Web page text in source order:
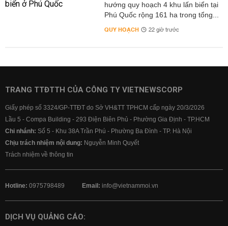
hướng quy hoạch 4 khu lấn biển tại
Phú Quốc rộng 161 ha trong tổng...
QUY HOẠCH 22 giờ trước
TRANG TTĐTTH CỦA CÔNG TY VIETNEWSCORP
Giấy phép số 3324/GP-TTĐT do Sở VH&TT TPHCM cấp ngày 20/3/2026
Lầu 5 - Compa Building - 293 Điện Biên Phủ - Phường Gia Định - TP.HCM
Chi nhánh: Số 5 - Khu 38A Trần Phú - Phường Ba Đình - TP. Hà Nội
Chịu trách nhiệm nội dung: Nguyễn Minh Quyết
Trách nhiệm về thông tin
Hotline: 0975798489 Email: info@vietnammoi.vn
DỊCH VỤ QUẢNG CÁO: